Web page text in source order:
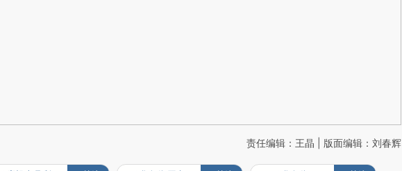
责任编辑：王晶 | 版面编辑：刘春辉